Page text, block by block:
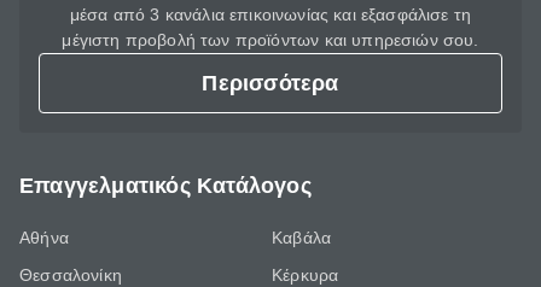
μέσα από 3 κανάλια επικοινωνίας και εξασφάλισε τη
μέγιστη προβολή των προϊόντων και υπηρεσιών σου.
Περισσότερα
Επαγγελματικός Κατάλογος
Αθήνα
Θεσσαλονίκη
Καβάλα
Κέρκυρα